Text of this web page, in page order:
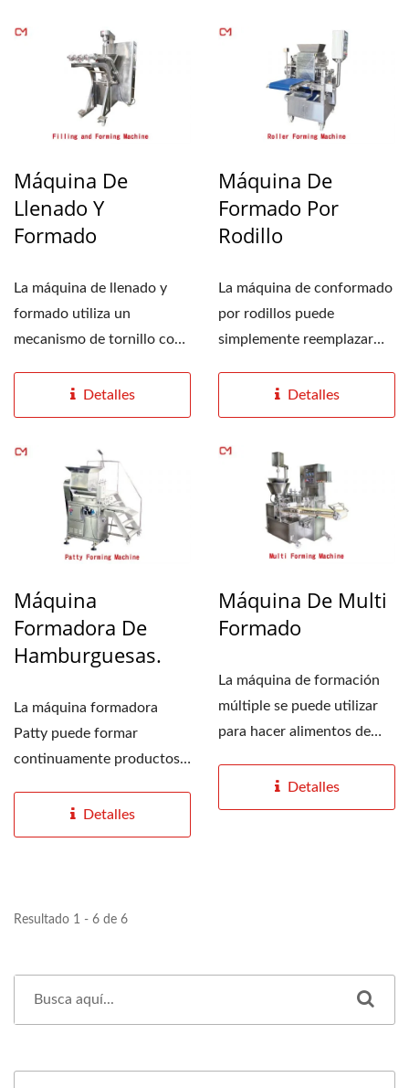
Máquina De
Llenado Y
Formado
La máquina de llenado y
formado utiliza un
mecanismo de tornillo con
Detalles
Máquina De
Formado Por
Rodillo
La máquina de conformado
por rodillos puede
simplemente reemplazar
Detalles
Máquina
Formadora De
Hamburguesas.
La máquina formadora
Patty puede formar
continuamente productos
Detalles
Máquina De Multi
Formado
La máquina de formación
múltiple se puede utilizar
para hacer alimentos de
Detalles
Resultado 1 - 6 de 6